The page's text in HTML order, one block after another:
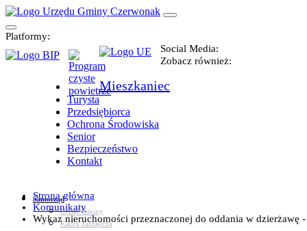
Platformy:
Social Media:
Zobacz również:
Mieszkaniec
Turysta
Przedsiębiorca
Ochrona Środowiska
Senior
Bezpieczeństwo
Kontakt
Samorząd
Urząd Gminy
Kadra zarządcza
Strona główna
Komunikaty
Wykaz nieruchomości przeznaczonej do oddania w dzierżawę